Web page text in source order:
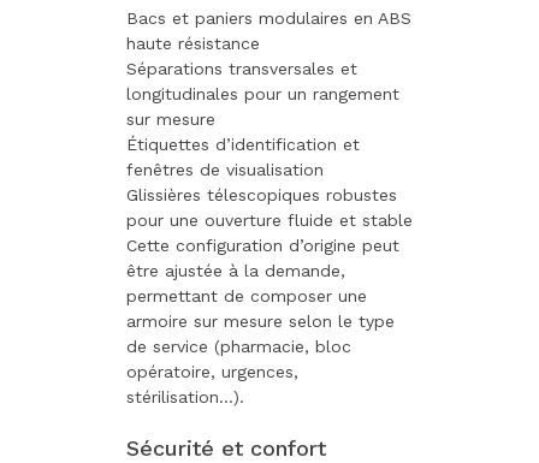
Bacs et paniers modulaires en ABS
haute résistance
Séparations transversales et
longitudinales pour un rangement
sur mesure
Étiquettes d’identification et
fenêtres de visualisation
Glissières télescopiques robustes
pour une ouverture fluide et stable
Cette configuration d’origine peut
être ajustée à la demande,
permettant de composer une
armoire sur mesure selon le type
de service (pharmacie, bloc
opératoire, urgences,
stérilisation...).
Sécurité et confort